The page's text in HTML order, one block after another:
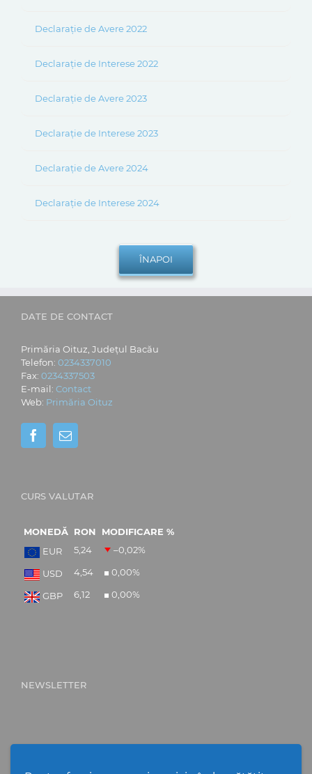
Declarație de Avere 2022
Declarație de Interese 2022
Declarație de Avere 2023
Declarație de Interese 2023
Declarație de Avere 2024
Declarație de Interese 2024
DATE DE CONTACT
Primăria Oituz, Județul Bacău
Telefon: 0234337010
Fax: 0234337503
E-mail: Contact
Web: Primăria Oituz
CURS VALUTAR
MONEDĂ RON
MODIFICARE %
EUR
5,24 –0,02%
USD 4,54 0,00%
GBP 6,12 0,00%
NEWSLETTER